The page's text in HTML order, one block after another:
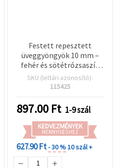
Festett repesztett
üveggyöngyök 10 mm –
fehér és sötétrózsaszín
arany színű díszítéssel, 1
mm furat, szálon kb. 85
ékszerkészítéshez és
kreatív kézműves
alkotásokhoz
SKU (leltári azonosító):
115425
897.00 Ft 1-9 szál
KEDVEZMÉNYEK
MENNYISÉGHEZ
627.90 Ft- 30 %10 szál +